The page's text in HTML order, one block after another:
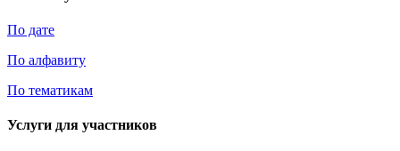
По дате
По алфавиту
По тематикам
Услуги для участников